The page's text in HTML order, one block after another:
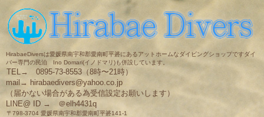
HirabaeDiversは愛媛県南宇和郡愛南町平碆にあるアットホームなダイビングショップですダイ
バー専門の民泊 Ino Domari(イノドマリ)も併設しています。
TEL→ 0895-73-8553（8時〜21時）
mail→ hirabaedivers@yahoo.co.jp
（届かない場合がある為受信設定お願いします）
LINE@ ID → ＠elh4431q
〒798-3704 愛媛県南宇和郡愛南町平碆141-1